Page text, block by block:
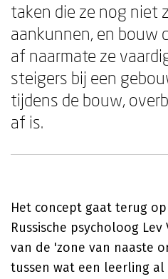
taken die ze nog niet
aankunnen, en bouw
af naarmate ze
steigers bij een
tijdens de bouw,
af is.
Het concept gaat terug
Russische psycholoog
van de 'zone van naaste
tussen wat een leerling